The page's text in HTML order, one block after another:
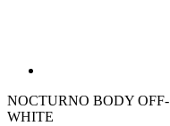
NOCTURNO BODY OFF-
WHITE